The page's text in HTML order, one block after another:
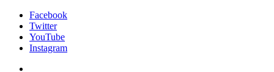
Facebook
Twitter
YouTube
Instagram